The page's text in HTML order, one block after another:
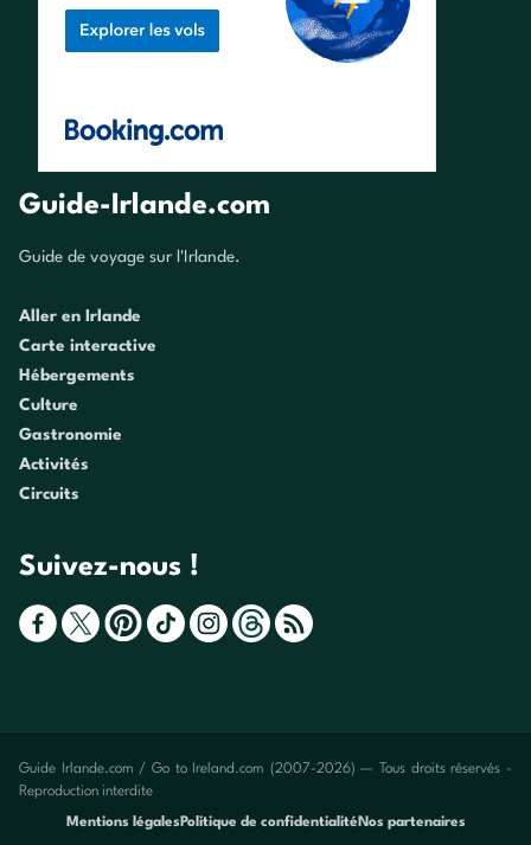
Guide-Irlande.com
Guide de voyage sur l'Irlande.
Aller en Irlande
Carte interactive
Hébergements
Culture
Gastronomie
Activités
Circuits
Suivez-nous !
Guide Irlande.com / Go to Ireland.com (2007-2026) — Tous droits réservés -
Reproduction interdite
Mentions légales Politique de confidentialité Nos partenaires